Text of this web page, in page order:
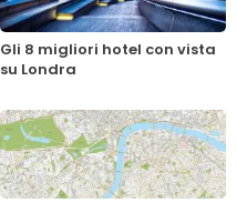
Gli 8 migliori hotel con vista
su Londra